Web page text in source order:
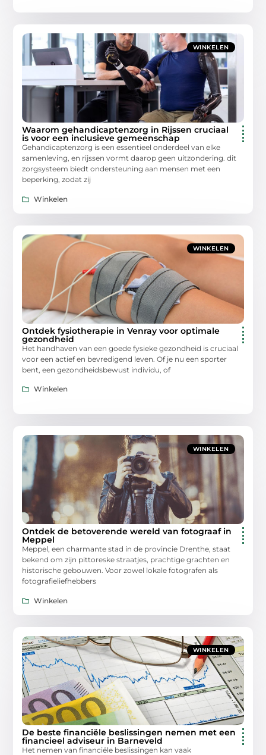
WINKELEN
Waarom gehandicaptenzorg in Rijssen cruciaal
is voor een inclusieve gemeenschap
Gehandicaptenzorg is een essentieel onderdeel van elke
samenleving, en rijssen vormt daarop geen uitzondering. dit
zorgsysteem biedt ondersteuning aan mensen met een
beperking, zodat zij
Winkelen
WINKELEN
Ontdek fysiotherapie in Venray voor optimale
gezondheid
Het handhaven van een goede fysieke gezondheid is cruciaal
voor een actief en bevredigend leven. Of je nu een sporter
bent, een gezondheidsbewust individu, of
Winkelen
WINKELEN
Ontdek de betoverende wereld van fotograaf in
Meppel
Meppel, een charmante stad in de provincie Drenthe, staat
bekend om zijn pittoreske straatjes, prachtige grachten en
historische gebouwen. Voor zowel lokale fotografen als
fotografieliefhebbers
Winkelen
WINKELEN
De beste financiële beslissingen nemen met een
financieel adviseur in Barneveld
Het nemen van financiële beslissingen kan vaak